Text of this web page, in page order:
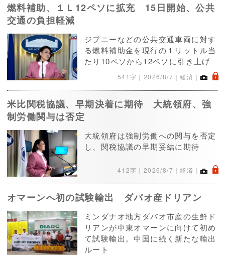
燃料補助、１Ｌ12ペソに拡充 15日開始、公共
交通の負担軽減
ジプニーなどの公共交通車両に対す
る燃料補助金を現行の１リットル当
たり10ペソから12ペソに引き上げ
541字｜ 2026/8/7 ｜経済｜ .
米比関税協議、早期決着に期待 大統領府、強
制労働関与は否定
大統領府は強制労働への関与を否定
し、関税協議の早期妥結に期待
412字｜ 2026/8/7 ｜経済｜ .
オマーンへ初の試験輸出 ダバオ産ドリアン
ミンダナオ地方ダバオ市産の生鮮ド
リアンが中東オマーンに向けて初め
て試験輸出。中国に続く新たな輸出
ルート